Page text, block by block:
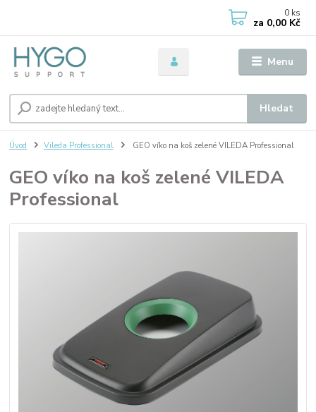
Menu
Hledat
0 ks
za 0,00 Kč
Úvod Vileda Professional GEO víko na koš zelené VILEDA Professional
GEO víko na koš zelené VILEDA
Professional